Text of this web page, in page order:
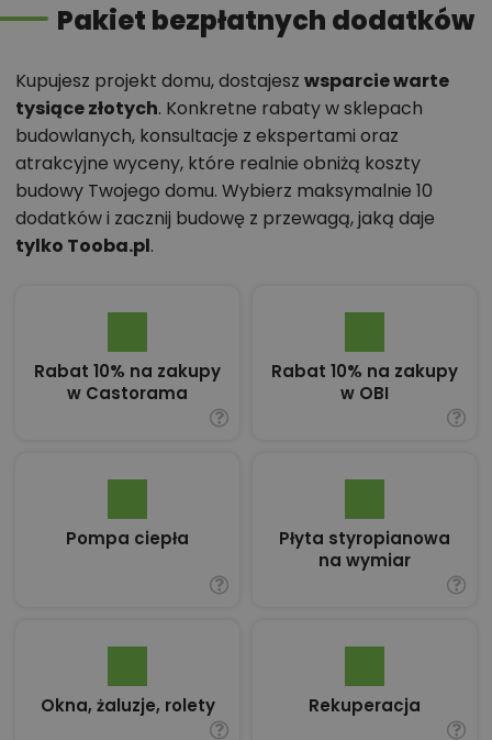
Pakiet bezpłatnych dodatków
Kupujesz projekt domu, dostajesz wsparcie warte
tysiące złotych. Konkretne rabaty w sklepach
budowlanych, konsultacje z ekspertami oraz
atrakcyjne wyceny, które realnie obniżą koszty
budowy Twojego domu. Wybierz maksymalnie 10
dodatków i zacznij budowę z przewagą, jaką daje
tylko Tooba.pl.
Rabat 10% na zakupy
w Castorama
Rabat 10% na zakupy
w OBI
Pompa ciepła
Płyta styropianowa
na wymiar
Okna, żaluzje, rolety Rekuperacja